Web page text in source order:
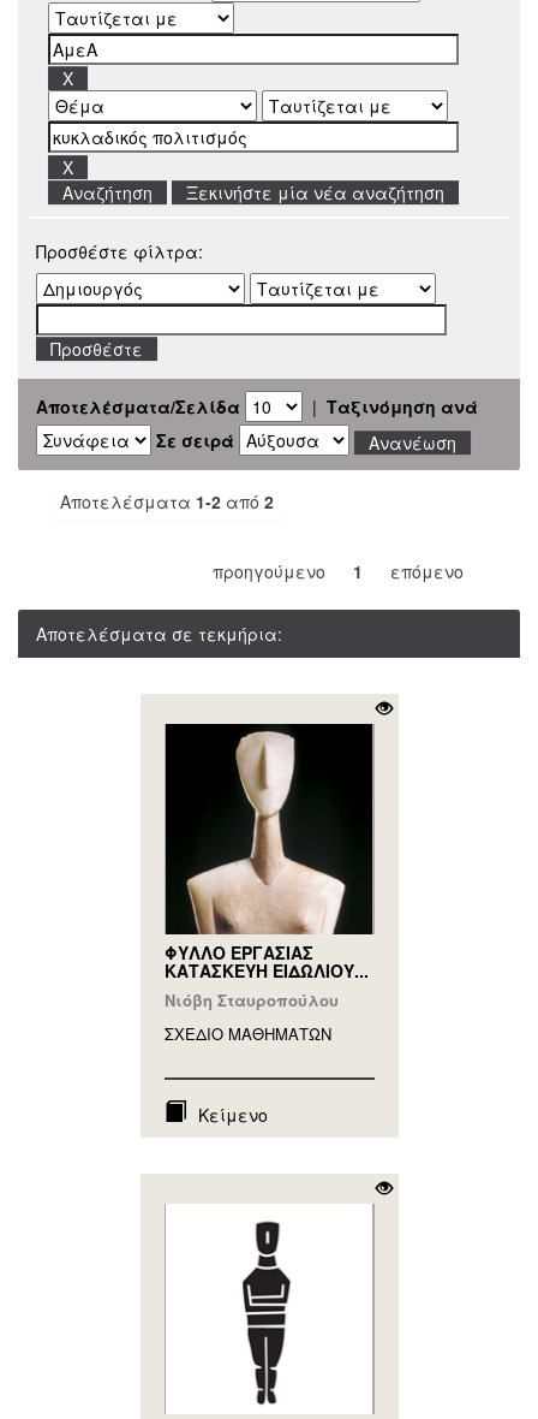
Ξεκινήστε μία νέα αναζήτηση
Προσθέστε φίλτρα:
Αποτελέσματα/Σελίδα | Ταξινόμηση ανά
Σε σειρά
Αποτελέσματα 1-2 από 2
προηγούμενο 1 επόμενο
Αποτελέσματα σε τεκμήρια:
ΦΥΛΛΟ ΕΡΓΑΣΙΑΣ
ΚΑΤΑΣΚΕΥΗ ΕΙΔΩΛΙΟΥ...
Νιόβη Σταυροπούλου
ΣΧΕΔΙΟ ΜΑΘΗΜAΤΩΝ
Κείμενο